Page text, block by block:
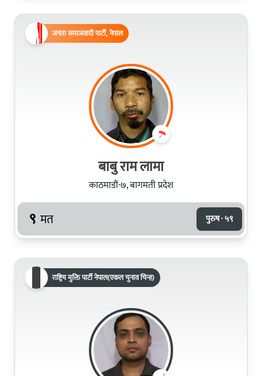
जनता समाजवादी पार्टी, नेपाल
बाबु राम लामा
काठमाडौं-७, बागमती प्रदेश
९ मत पुरुष · ५९
राष्ट्रिय मुक्ति पार्टी नेपाल(एकल चुनाव चिन्ह)